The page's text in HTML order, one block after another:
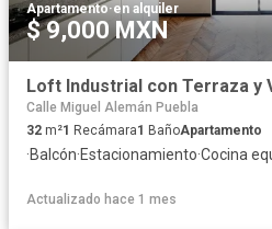
Apartamento·en alquiler
$ 9,000 MXN
Calle Miguel Alemán Puebla
32 m²1 Recámara1 BañoApartamento
·Balcón·Estacionamiento·Cocina
Actualizado hace 1 mes